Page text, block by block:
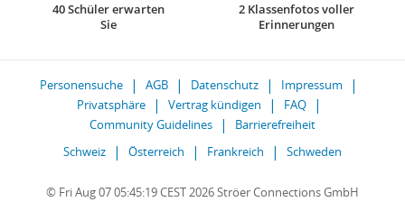
40 Schüler erwarten
Sie
2 Klassenfotos voller
Erinnerungen
Personensuche AGB Datenschutz
Impressum
Privatsphäre
Vertrag kündigen
FAQ
Community Guidelines
Barrierefreiheit
Schweiz
Österreich Frankreich Schweden
© Fri Aug 07 05:45:19 CEST 2026 Ströer Connections GmbH